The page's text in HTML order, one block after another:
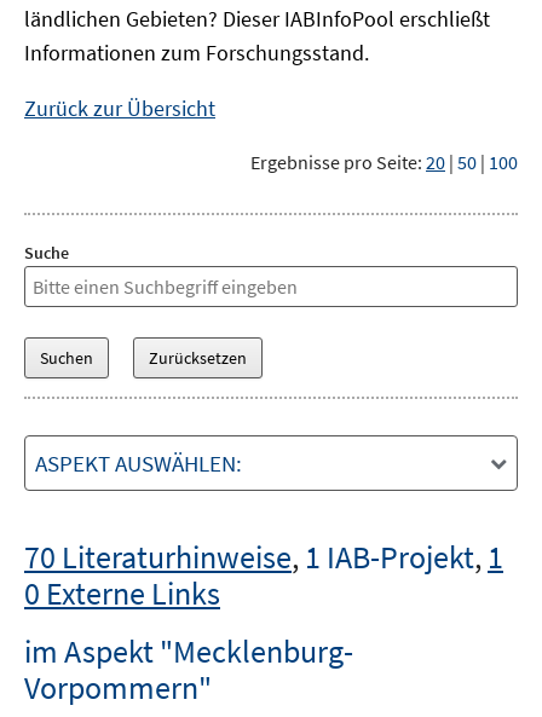
ländlichen Gebieten? DieserIABInfoPool erschließt
Informationen zum Forschungsstand.
Zurück zur Übersicht
Ergebnisse pro Seite: 20 | 50 | 100
Suche
ASPEKT AUSWÄHLEN:
70 Literaturhinweise, 1 IAB-Projekt, 1
0 Externe Links
im Aspekt "Mecklenburg-
Vorpommern"